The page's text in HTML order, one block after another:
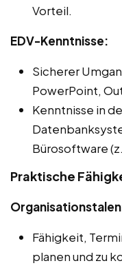
Vorteil.
EDV-Kenntnisse:
Sicherer
PowerPoint,
Kenntnisse in
Bürosoftware
Praktische
Fähigkeit,
planen und zu